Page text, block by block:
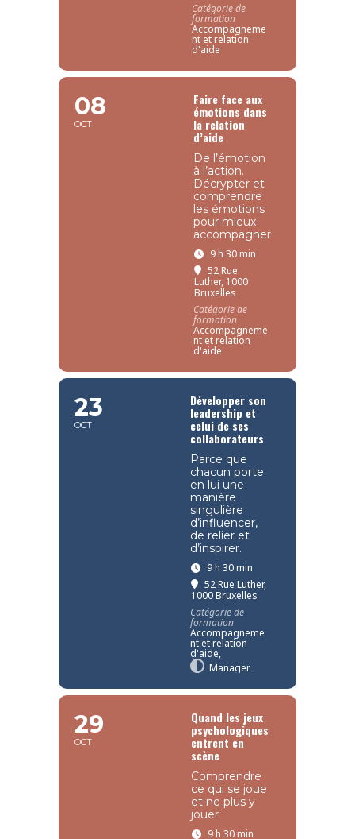
Catégorie de
formation
Accompagneme
nt et relation
d'aide
08
OCT
Faire face aux
émotions dans
la relation
d’aide
De l’émotion
à l’action.
Décrypter et
comprendre
les émotions
pour mieux
accompagner
9 h 30 min
52 Rue
Luther, 1000
Bruxelles
Catégorie de
formation
Accompagneme
nt et relation
d'aide
23
OCT
Développer son
leadership et
celui de ses
collaborateurs
Parce que
chacun porte
en lui une
manière
singulière
d’influencer,
de relier et
d’inspirer.
9 h 30 min
52 Rue Luther,
1000 Bruxelles
Catégorie de
formation
Accompagneme
nt et relation
d'aide,
Manager
29
OCT
Quand les jeux
psychologiques
entrent en
scène
Comprendre
ce qui se joue
et ne plus y
jouer
9 h 30 min